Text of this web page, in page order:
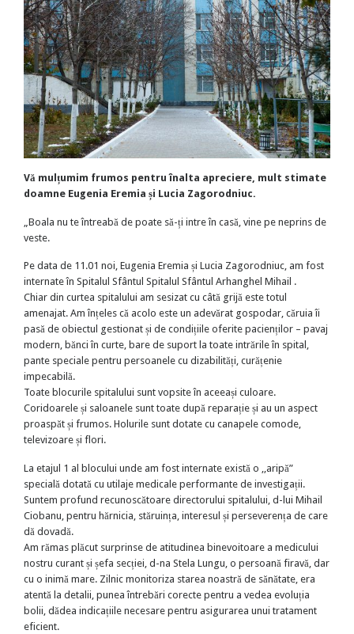
Vă mulțumim frumos pentru înalta apreciere, mult stimate
doamne Eugenia Eremia și Lucia Zagorodniuc.
„Boala nu te întreabă de poate să-ți intre în casă, vine pe neprins de
veste.
Pe data de 11.01 noi, Eugenia Eremia și Lucia Zagorodniuc, am fost
internate în Spitalul Sfântul Spitalul Sfântul Arhanghel Mihail .
Chiar din curtea spitalului am sesizat cu câtă grijă este totul
amenajat. Am înțeles că acolo este un adevărat gospodar, căruia îi
pasă de obiectul gestionat și de condițiile oferite pacienților – pavaj
modern, bănci în curte, bare de suport la toate intrările în spital,
pante speciale pentru persoanele cu dizabilități, curățenie
impecabilă.
Toate blocurile spitalului sunt vopsite în aceeași culoare.
Coridoarele și saloanele sunt toate după reparație și au un aspect
proaspăt și frumos. Holurile sunt dotate cu canapele comode,
televizoare și flori.
La etajul 1 al blocului unde am fost internate există o ,,aripă”
specială dotată cu utilaje medicale performante de investigații.
Suntem profund recunoscătoare directorului spitalului, d-lui Mihail
Ciobanu, pentru hărnicia, stăruința, interesul și perseverența de care
dă dovadă.
Am rămas plăcut surprinse de atitudinea binevoitoare a medicului
nostru curant și șefa secției, d-na Stela Lungu, o persoană firavă, dar
cu o inimă mare. Zilnic monitoriza starea noastră de sănătate, era
atentă la detalii, punea întrebări corecte pentru a vedea evoluția
bolii, dădea indicațiile necesare pentru asigurarea unui tratament
eficient.